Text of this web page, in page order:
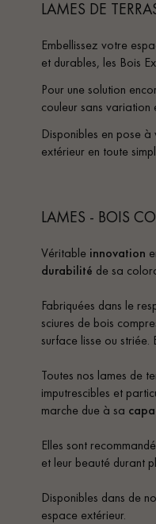
LAMES DE
Embellissez votre
et durables, les Bois
Pour une solution
couleur sans variation
Disponibles en pose
extérieur en toute
LAMES - BOIS
Véritable innovation
durabilité de sa
Fabriquées dans le
sciures de bois
surface lisse ou striée.
Toutes nos lames de
imputrescibles et
marche due à sa
Elles sont
et leur beauté durant
Disponibles dans de
espace extérieur.